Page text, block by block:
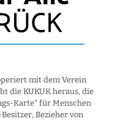
mit dem Verein
die KUKUK heraus, die
Karte" für Menschen
Bezieher von